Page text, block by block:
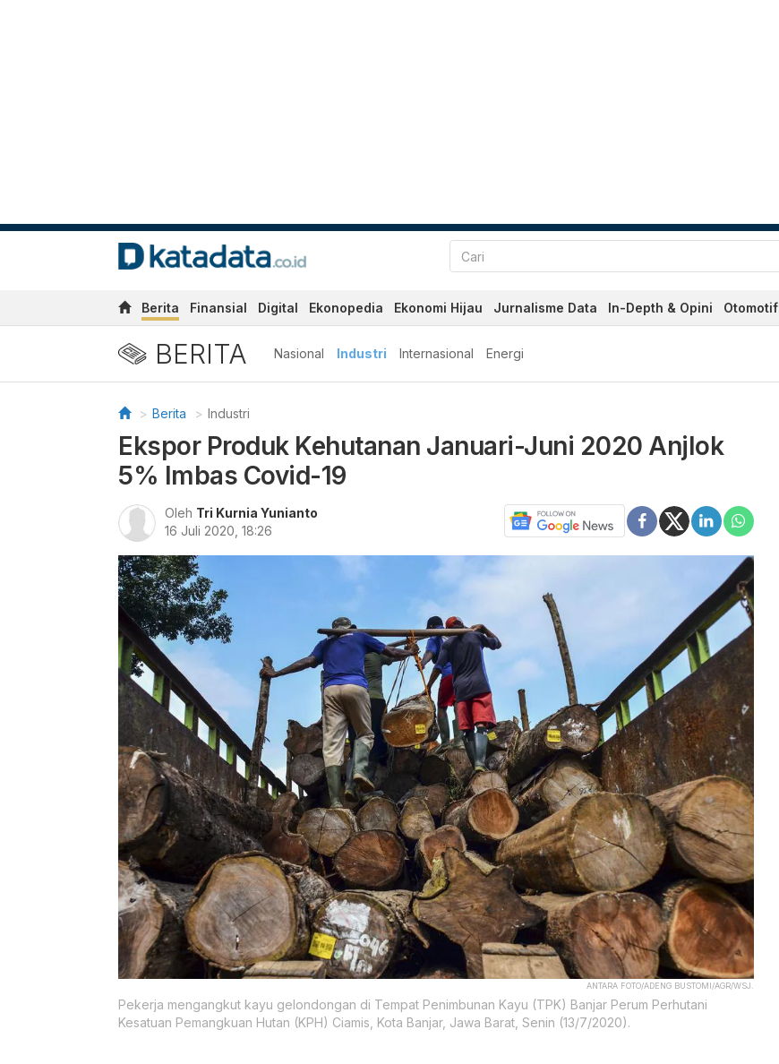
Berita Finansial Digital Ekonopedia Ekonomi Hijau Jurnalisme Data In-Depth & Opini Otomotif
BERITA Nasional Industri Internasional Energi
Berita Industri
Ekspor Produk Kehutanan Januari-Juni 2020 Anjlok
5% Imbas Covid-19
Oleh Tri Kurnia Yunianto
16 Juli 2020, 18:26
ANTARA FOTO/ADENG BUSTOMI/AGR/WSJ.
Pekerja mengangkut kayu gelondongan di Tempat Penimbunan Kayu (TPK) Banjar Perum Perhutani
Kesatuan Pemangkuan Hutan (KPH) Ciamis, Kota Banjar, Jawa Barat, Senin (13/7/2020).